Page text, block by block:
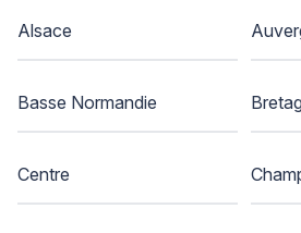
Alsace
Basse Normandie
Centre